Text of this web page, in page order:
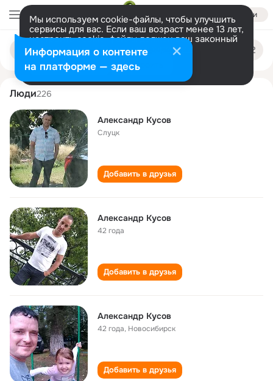
Войти
Мы используем cookie-файлы, чтобы улучшить
сервисы для вас. Если ваш возраст менее 13 лет,
настроить cookie-файлы должен ваш законный
представитель. Больше информации
Разрешить все Настроить
Поиск
людям
aleksandr kusov
Люди226
Александр Кусов
Слуцк
Добавить в друзья
Александр Кусов
42 года
Добавить в друзья
Александр Кусов
42 года, Новосибирск
Добавить в друзья
Информация о контенте
на платформе — здесь